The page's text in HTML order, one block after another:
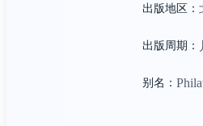
出版地区：
出版周期：
别名：